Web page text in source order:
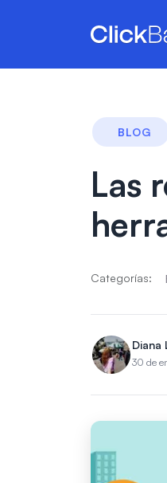
BLOG
Las
Categorías:
Diana
30 de